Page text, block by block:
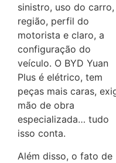
sinistro, uso do carro,
região, perfil do
motorista e claro, a
configuração do
veículo. O BYD Yuan
Plus é elétrico, tem
peças mais caras,
mão de obra
especializada… tudo
isso conta.
Além disso, o fato de